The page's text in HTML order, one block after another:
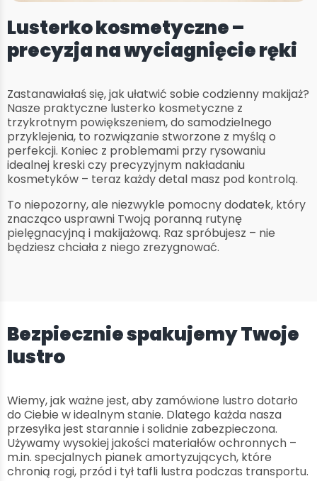
Lusterko kosmetyczne –
precyzja na wyciagnięcie ręki
Zastanawiałaś się, jak ułatwić sobie codzienny makijaż?
Nasze praktyczne lusterko kosmetyczne z
trzykrotnym powiększeniem, do samodzielnego
przyklejenia, to rozwiązanie stworzone z myślą o
perfekcji. Koniec z problemami przy rysowaniu
idealnej kreski czy precyzyjnym nakładaniu
kosmetyków – teraz każdy detal masz pod kontrolą.
To niepozorny, ale niezwykle pomocny dodatek, który
znacząco usprawni Twoją poranną rutynę
pielęgnacyjną i makijażową. Raz spróbujesz – nie
będziesz chciała z niego zrezygnować.
Bezpiecznie spakujemy Twoje
lustro
Wiemy, jak ważne jest, aby zamówione lustro dotarło
do Ciebie w idealnym stanie. Dlatego każda nasza
przesyłka jest starannie i solidnie zabezpieczona.
Używamy wysokiej jakości materiałów ochronnych –
m.in. specjalnych pianek amortyzujących, które
chronią rogi, przód i tył tafli lustra podczas transportu.